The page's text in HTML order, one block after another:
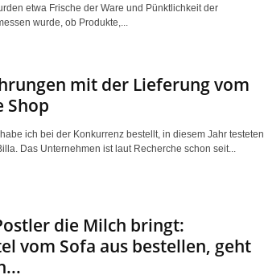
etwa Frische der Ware und Pünktlichkeit der
wurde, ob Produkte,...
mit der Lieferung vom
Shop
ich bei der Konkurrenz bestellt, in diesem Jahr testeten
Das Unternehmen ist laut Recherche schon seit...
die Milch bringt:
vom Sofa aus bestellen, geht